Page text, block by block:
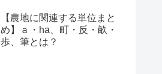
【農地に関連する単位まと
め】ａ・ha、町・反・畝・
歩、筆とは？